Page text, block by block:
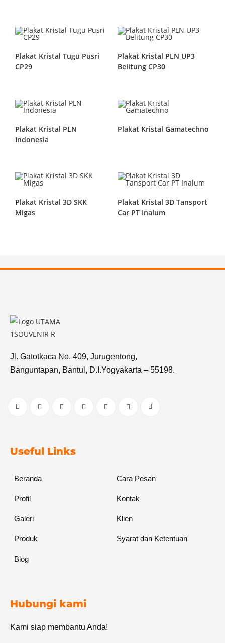
Plakat Kristal Tugu Pusri
CP29
Plakat Kristal PLN UP3
Belitung CP30
Plakat Kristal PLN
Indonesia
Plakat Kristal Gamatechno
Plakat Kristal 3D SKK
Migas
Plakat Kristal 3D Tansport
Car PT Inalum
Jl. Gatotkaca No. 409, Jurugentong,
Banguntapan, Bantul, D.I.Yogyakarta – 55198.
Useful Links
Beranda
Profil
Galeri
Produk
Blog
Cara Pesan
Kontak
Klien
Syarat dan Ketentuan
Hubungi kami
Kami siap membantu Anda!